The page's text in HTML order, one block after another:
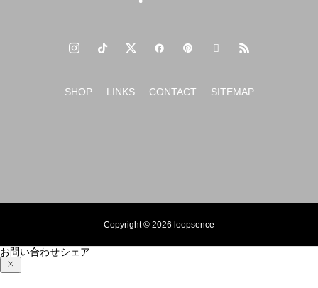
SHOP LINKS CONTACT SITEMAP
Copyright © 2026 loopsence
お問い合わせシェア